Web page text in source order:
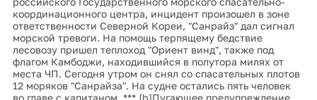
координационного центра, инцидент произошел в зоне
ответственности Северной Кореи, "Санрайз" дал сигнал
морской тревоги. На помощь терпящему бедствие
лесовозу пришел теплоход "Ориент винд", также под
флагом Камбоджи, находившийся в полутора милях от
места ЧП. Сегодня утром он снял со спасательных плотов
12 моряков "Санрайза". На судне остались пять человек